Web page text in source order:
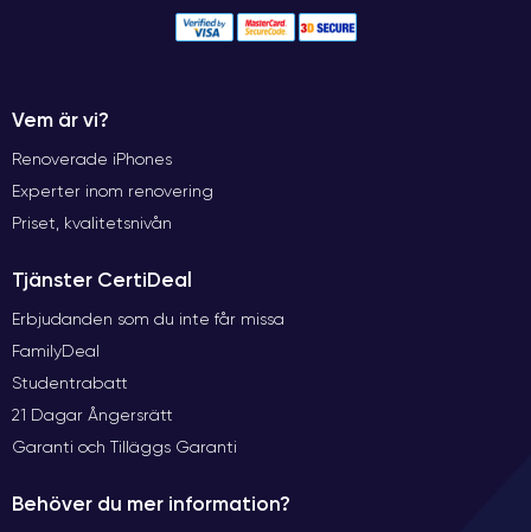
Vem är vi?
Renoverade iPhones
Experter inom renovering
Priset, kvalitetsnivån
Tjänster CertiDeal
Erbjudanden som du inte får missa
FamilyDeal
Studentrabatt
21 Dagar Ångersrätt
Garanti och Tilläggs Garanti
Behöver du mer information?